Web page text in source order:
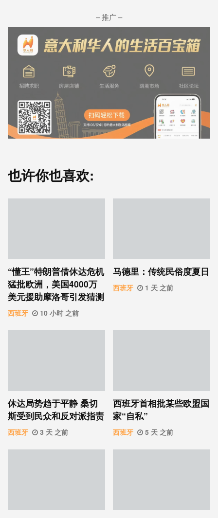
– 推广 –
也许你也喜欢:
“懂王”特朗普借休达危机
猛批欧洲，美国4000万
美元援助摩洛哥引发猜测
西班牙 10 小时 之前
马德里：传统民俗度夏日
西班牙 1 天 之前
休达局势趋于平静 桑切
斯受到民众和反对派指责
西班牙 3 天 之前
西班牙首相批某些欧盟国
家“自私”
西班牙 5 天 之前